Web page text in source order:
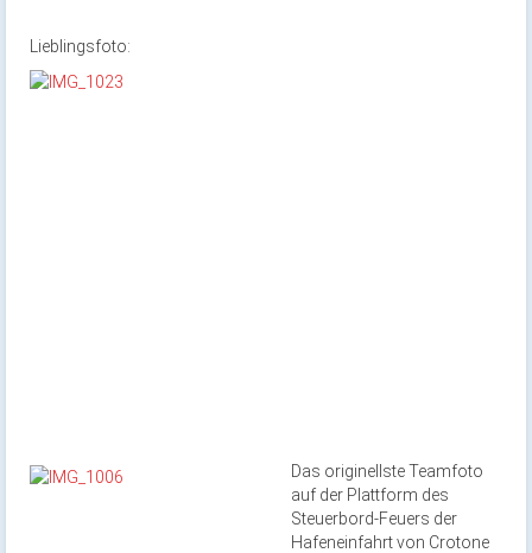
Lieblingsfoto:
Das origine llste Teamfoto
auf der Plattform des
Steuerbord-Feuers der
Hafeneinfahrt von Crotone